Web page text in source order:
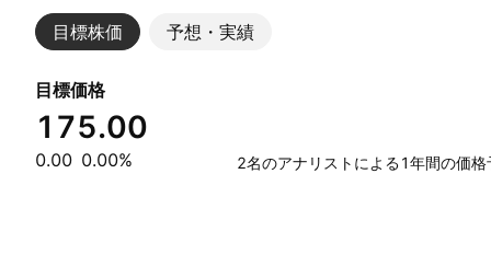
目標株価 予想・実績
目標価格
175.00
0.00 0.00% 2名のアナリストによる1年間の価